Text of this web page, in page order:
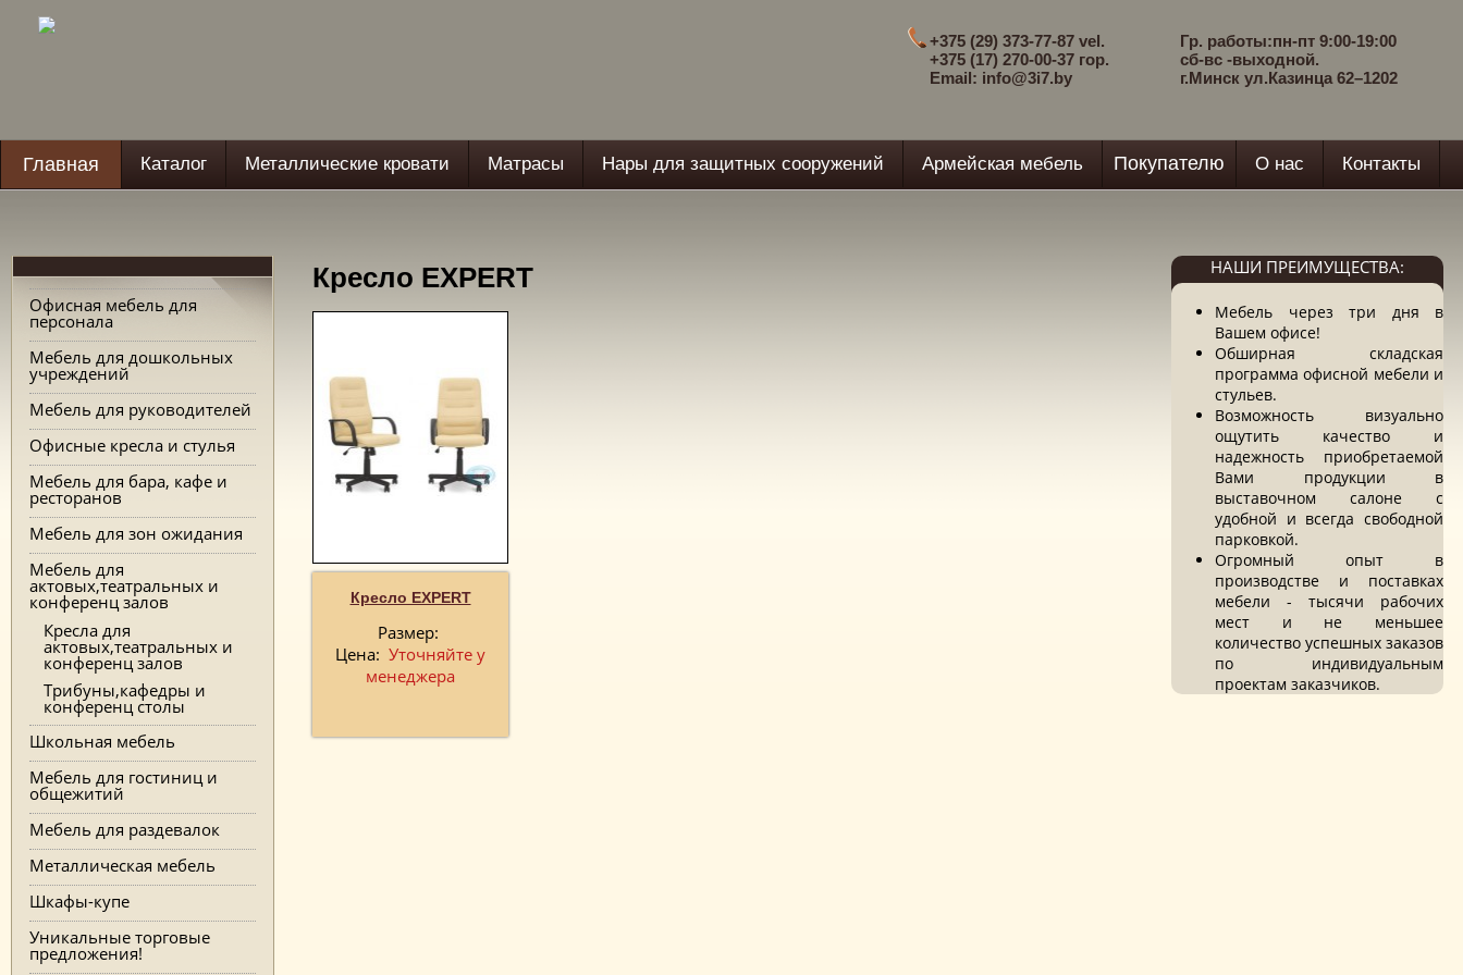
Гр. работы:пн-пт 9:00-19:00
сб-вс -выходной.
г.Минск ул.Казинца 62–1202
+375 (29) 373-77-87 vel.
+375 (17) 270-00-37 гор.
Email: info@3i7.by
Главная Каталог Металлические кровати Матрасы Нары для защитных сооружений Армейская мебель Покупателю О нас Контакты
Офисная мебель для
персонала
Мебель для дошкольных
учреждений
Мебель для руководителей
Офисные кресла и стулья
Мебель для бара, кафе и
ресторанов
Мебель для зон ожидания
Мебель для
актовых,театральных и
конференц залов
Кресла для
актовых,театральных и
конференц залов
Трибуны,кафедры и
конференц столы
Школьная мебель
Мебель для гостиниц и
общежитий
Мебель для раздевалок
Металлическая мебель
Шкафы-купе
Уникальные торговые
предложения!
Кресло EXPERT
Кресло EXPERT
Размер:
Цена: Уточняйте у
менеджера
НАШИ ПРЕИМУЩЕСТВА:
Мебель через три дня в
Вашем офисе!
Обширная складская
программа офисной мебели и
стульев.
Возможность визуально
ощутить качество и
надежность приобретаемой
Вами продукции в
выставочном салоне с
удобной и всегда свободной
парковкой.
Огромный опыт в
производстве и поставках
мебели - тысячи рабочих
мест и не меньшее
количество успешных заказов
по индивидуальным
проектам заказчиков.